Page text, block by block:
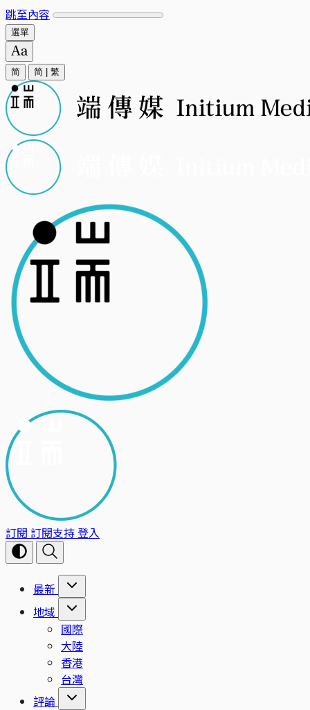
跳至內容
選單
简 简 繁
訂閱 訂閱支持登入
最新
地域
國際
大陸
香港
台灣
評論